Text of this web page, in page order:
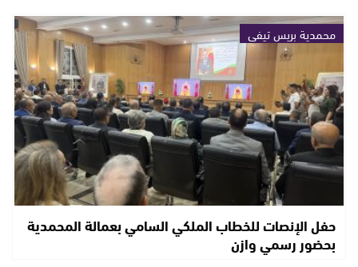
محمدية بريس تيفي
حفل الإنصات للخطاب الملكي السامي بعمالة المحمدية
بحضور رسمي وازن